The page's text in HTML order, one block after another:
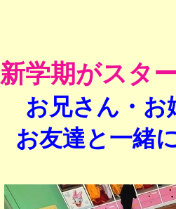
新学期がスタ
お兄さん・お
お友達と一緒